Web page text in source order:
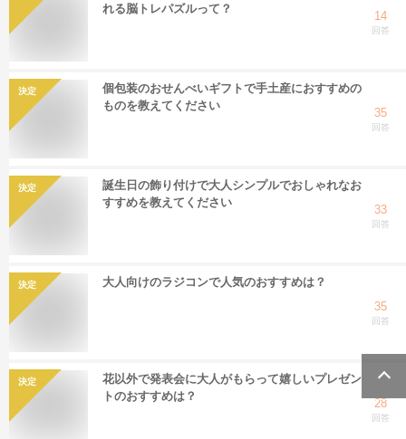
れる脳トレパズルって？
14
回答
決定
個包装のおせんべいギフトで手土産におすすめの
ものを教えてください
35
回答
決定
誕生日の飾り付けで大人シンプルでおしゃれなお
すすめを教えてください
33
回答
決定
大人向けのラジコンで人気のおすすめは？
35
回答
決定
花以外で発表会に大人がもらって嬉しいプレゼン
トのおすすめは？
28
回答